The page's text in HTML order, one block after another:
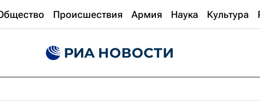
Происшествия Армия Наука Культура